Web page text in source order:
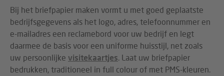
Bij het briefpapier maken vormt u met goed geplaatste
bedrijfsgegevens als het logo, adres, telefoonnummer en
e-mailadres een reclamebord voor uw bedrijf en legt
daarmee de basis voor een uniforme huisstijl, net zoals
uw persoonlijke visitekaartjes. Laat uw briefpapier
bedrukken, traditioneel in full colour of met PMS-kleuren.